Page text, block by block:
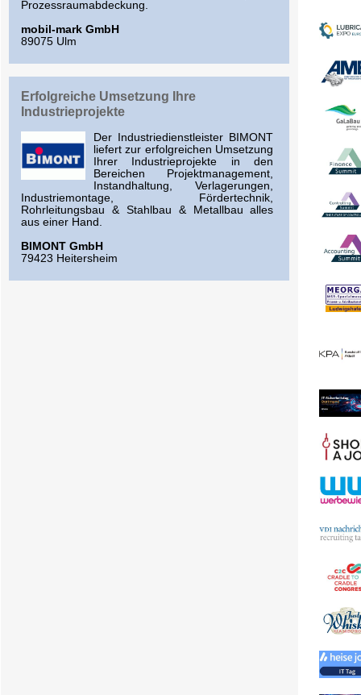
Prozessraumabdeckung.
mobil-mark GmbH
89075 Ulm
Erfolgreiche Umsetzung Ihre
Industrieprojekte
Der Industriedienstleister BIMONT
liefert zur erfolgreichen Umsetzung
Ihrer Industrieprojekte in den
Bereichen Projektmanagement,
Instandhaltung, Verlagerungen,
Industriemontage, Fördertechnik,
Rohrleitungsbau & Stahlbau & Metallbau alles
aus einer Hand.
BIMONT GmbH
79423 Heitersheim